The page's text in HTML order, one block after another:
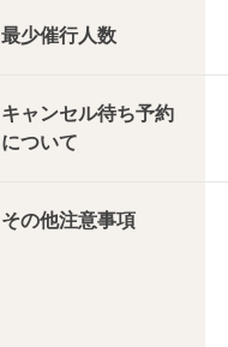
最少催行人数
キャンセル待ち予約
について
その他注意事項